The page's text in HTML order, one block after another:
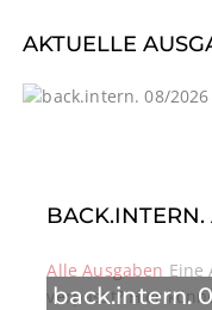
i
g
AKTUELLE
back.intern.
Alle Ausgaben Eine
verpasst? Hier